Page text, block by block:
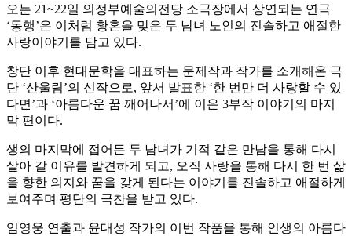
오는 21~22일 의정부예술의전당 소극장에서 상연되는 연극
‘동행’은 이처럼 황혼을 맞은 두 남녀 노인의 진솔하고 애절한
사랑이야기를 담고 있다.
창단 이후 현대문학을 대표하는 문제작과 작가를 소개해온 극
단 ‘산울림’의 신작으로, 앞서 발표한 ‘한 번만 더 사랑할 수 있
다면’과 ‘아름다운 꿈 깨어나서’에 이은 3부작 이야기의 마지
막 편이다.
생의 마지막에 접어든 두 남녀가 기적 같은 만남을 통해 다시
살아 갈 이유를 발견하게 되고, 오직 사랑을 통해 다시 한 번 삶
을 향한 의지와 꿈을 갖게 된다는 이야기를 진솔하고 애절하게
보여주며 평단의 극찬을 받고 있다.
임영웅 연출과 윤대성 작가의 이번 작품을 통해 인생의 아름다